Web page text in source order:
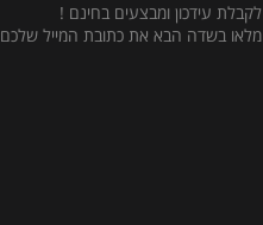
לקבלת עידכון ומבצעים בחינם !
מלאו בשדה הבא את כתובת המייל שלכם